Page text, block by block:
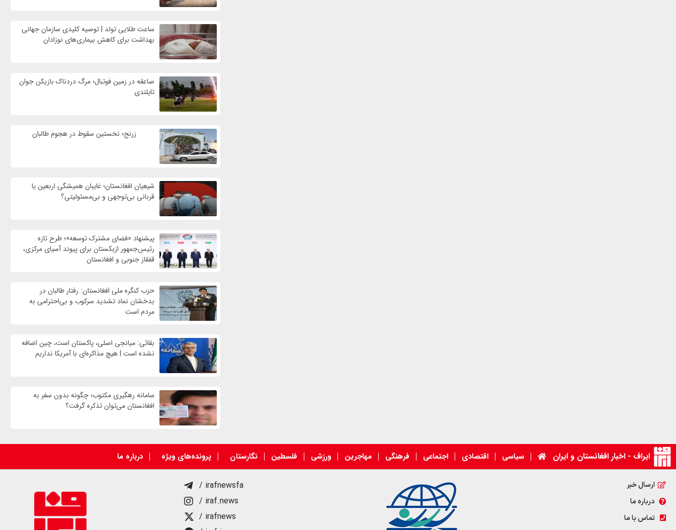
ساعت طلایی تولد | توصیه کلیدی سازمان جهانی
بهداشت برای کاهش بیماری‌های نوزادان
صاعقه در زمین فوتبال؛ مرگ دردناک بازیکن جوان
تایلندی
زرنج؛ نخستین سقوط در هجوم طالبان
شیعیان افغانستان؛ غایبان همیشگی اربعین یا
قربانی بی‌توجهی و بی‌مسئولیتی؟
پیشنهاد «فضای مشترک توسعه»؛ طرح تازه
رئیس‌جمهور ازبکستان برای پیوند آسیای مرکزی،
قفقاز جنوبی و افغانستان
حزب کنگره ملی افغانستان: رفتار طالبان در
بدخشان نماد تشدید سرکوب و بی‌احترامی به
مردم است
بقائی: میانجی اصلی، پاکستان است، چین اضافه
نشده است | هیچ مذاکره‌ای با آمریکا نداریم
سامانه رهگیری مکتوب؛ چگونه بدون سفر به
افغانستان می‌توان تذکره گرفت؟
ایراف - اخبار افغانستان و ایران سیاسی اقتصادی اجتماعی فرهنگی مهاجرین ورزشی فلسطین نگارستان پرونده‌های ویژه درباره ما
ارسال خبر
درباره ما
تماس با ما
/ irafnewsfa
/ iraf.news
/ irafnews